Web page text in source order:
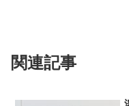
関連記事